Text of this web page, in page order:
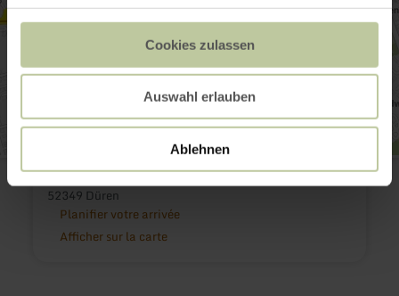
Cookies zulassen
Auswahl erlauben
Ablehnen
Holzstraße
52349 Düren
Planifier votre arrivée
Afficher sur la carte